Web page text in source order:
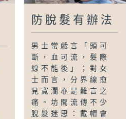
防脫髮有辦法
男士常戲言「頭可
斷，血可流，髮際
線不能後」；對女
士而言，分界線愈
見寬濶亦是難言之
痛。坊間流傳不少
脫髮迷思：戴帽會